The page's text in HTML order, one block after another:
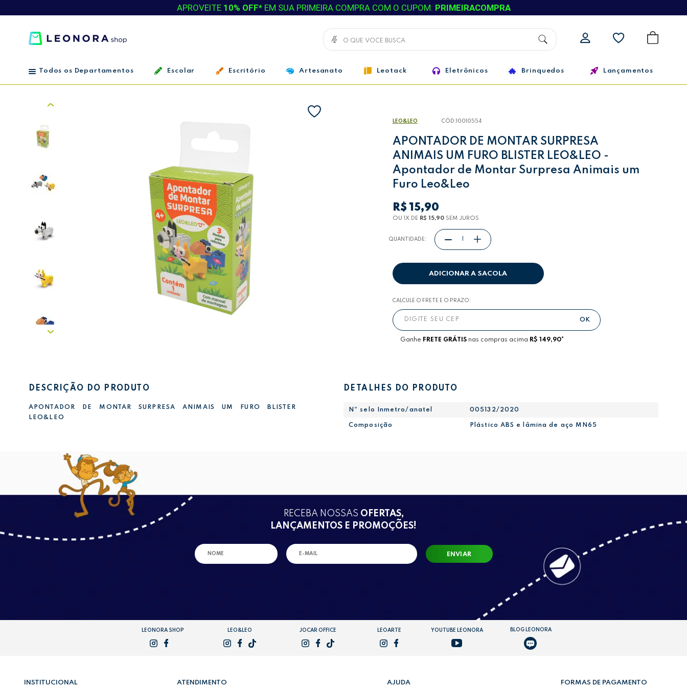
APROVEITE 10% OFF*EM SUA PRIMEIRA COMPRA COM O CUPOM: PRIMEIRACOMPRA
Todos os Departamentos Escolar Escritório Artesanato Leotack Eletrônicos Brinquedos Lançamentos
LEO&LEO CÓD: 10010554
APONTADOR DE MONTAR SURPRESA
ANIMAIS UM FURO BLISTER LEO&LEO -
Apontador de Montar Surpresa Animais um
Furo Leo&Leo
R$ 15,90
OU 1XDE R$ 15,90SEM JUROS
QUANTIDADE:
ADICIONAR A SACOLA
CALCULE O FRETE E O PRAZO:
Ganhe FRETE GRÁTISnas compras acima R$ 149,90*
DESCRIÇÃO DO PRODUTO
APONTADOR DE MONTAR SURPRESA ANIMAIS UM FURO BLISTER
LEO&LEO
DETALHES DO PRODUTO
Nº selo Inmetro/anatel 005132/2020
Composição Plástico ABS e lâmina de aço MN65
RECEBA NOSSAS OFERTAS,
LANÇAMENTOS E PROMOÇÕES!
ENVIAR
LEONORA SHOP LEO&LEO JOCAR OFFICE LEOARTE YOUTUBE LEONORA BLOG LEONORA
INSTITUCIONAL ATENDIMENTO AJUDA FORMAS DE PAGAMENTO